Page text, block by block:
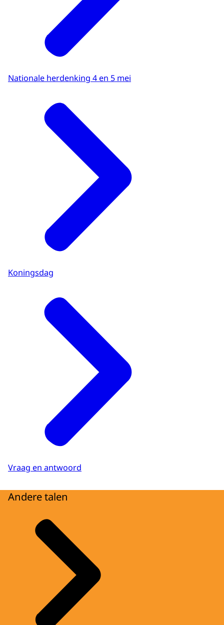
Nationale herdenking 4 en 5 mei
Koningsdag
Vraag en antwoord
Andere talen